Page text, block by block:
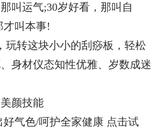
运气;30岁好看，那叫自
才叫本事!
转这块小小的刮痧板，轻松
身材仪态知性优雅、岁数成迷
颜技能
气色/呵护全家健康 点击试